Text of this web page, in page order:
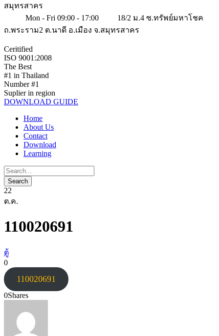
สมุทรสาคร
Mon - Fri 09:00 - 17:00
18/2 ม.4 ซ.ทรัพย์มหาโชค
ถ.พระราม2 ต.นาดี อ.เมือง จ.สมุทรสาคร
Ceritified
ISO 9001:2008
The Best
#1 in Thailand
Number #1
Suplier in region
DOWNLOAD GUIDE
Home
About Us
Contact
Download
Learning
22
ต.ค.
110020691
ตู้
0
110020691
0Shares